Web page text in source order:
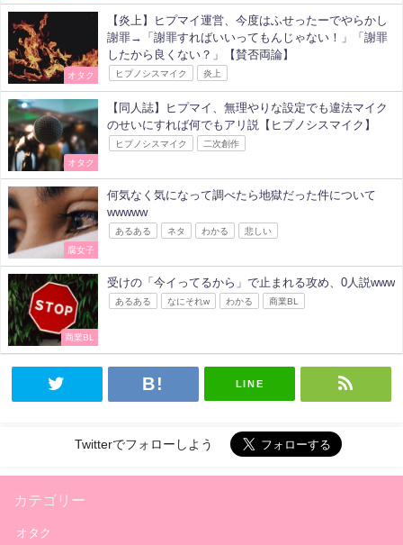
オタク
【炎上】ヒプマイ運営、今度はふせったーでやらかし
謝罪→「謝罪すればいいってもんじゃない！」「謝罪
したから良くない？」【賛否両論】
ヒプノシスマイク 炎上
オタク
【同人誌】ヒプマイ、無理やりな設定でも違法マイク
のせいにすれば何でもアリ説【ヒプノシスマイク】
ヒプノシスマイク 二次創作
腐女子
何気なく気になって調べたら地獄だった件について
wwwww
あるある ネタ わかる 悲しい
商業BL
受けの「今イってるから」で止まれる攻め、0人説www
あるある なにそれw わかる 商業BL
LINE
Twitterでフォローしよう
カテゴリー
オタク